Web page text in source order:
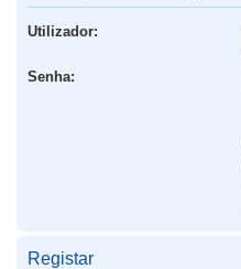
Utilizador:
Senha:
Registar